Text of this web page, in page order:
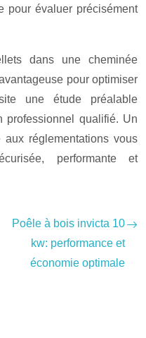
pour évaluer précisément
dans une cheminée
pour optimiser
une étude préalable
professionnel qualifié. Un
réglementations vous
performante et
Poêle à bois invicta 10
kw: performance et
économie optimale